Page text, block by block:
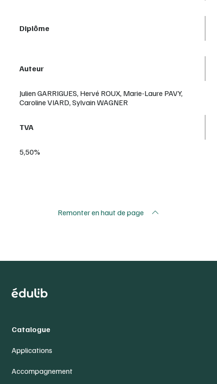
Diplôme
Auteur
Julien GARRIGUES, Hervé ROUX, Marie-Laure PAVY,
Caroline VIARD, Sylvain WAGNER
TVA
5,50%
Remonter en haut de page
Catalogue
Applications
Accompagnement